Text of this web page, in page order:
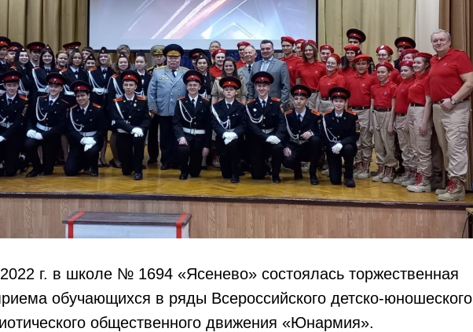
г. в школе № 1694 «Ясенево» состоялась торжественная
обучающихся в ряды Всероссийского детско-юношеского
общественного движения «Юнармия».